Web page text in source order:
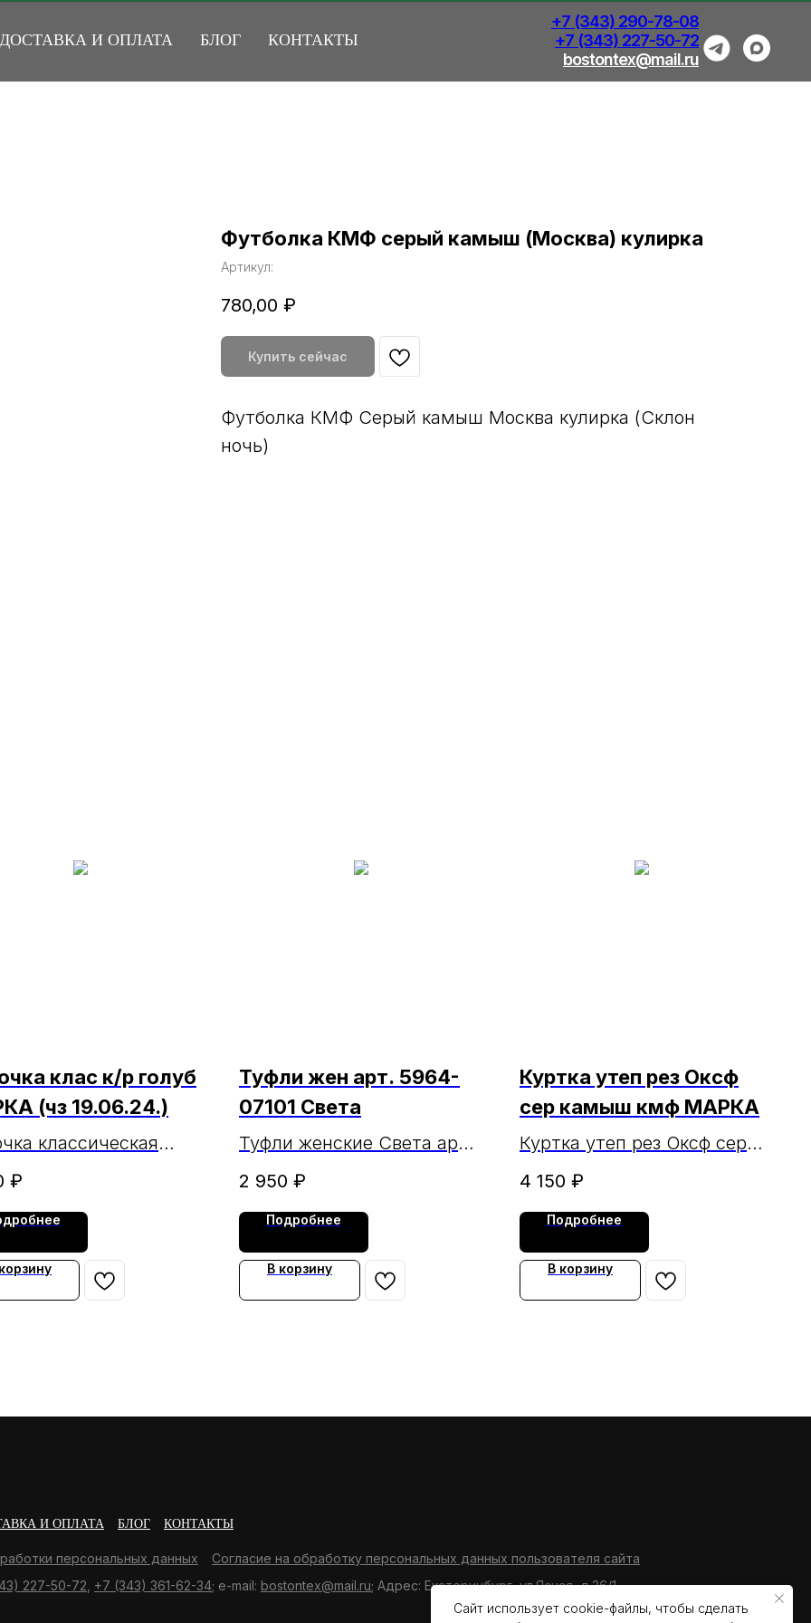
ДОСТАВКА И ОПЛАТА БЛОГ КОНТАКТЫ
+7 (343) 290-78-08
+7 (343) 227-50-72
bostontex@mail.ru
Футболка КМФ серый камыш (Москва) кулирка
Артикул:
780,00 ₽
Купить сейчас
Футболка КМФ Серый камыш Москва кулирка (Склон
ночь)
клас к/р голуб
(чз 19.06.24.)
классическая
голубая короткий
₽
Туфли жен арт. 5964-
07101 Света
Туфли женские Света арт.
5964-07101
2 950 ₽
Подробнее
В корзину
Куртка утеп рез Оксф
сер камыш кмф МАРКА
Куртка утеп рез Оксф сер
камыш кмф МАРКА
4 150 ₽
Подробнее
В корзину
И ОПЛАТА БЛОГ КОНТАКТЫ
персональных данных
Согласие на обработку персональных данных пользователя сайта
227-50-72 +7 (343) 361-62-34; e-mail: bostontex@mail.ru; Адрес: Екатеринбург, ул.Ясная, д.36/1
Сайт использует cookie-файлы, чтобы сделать